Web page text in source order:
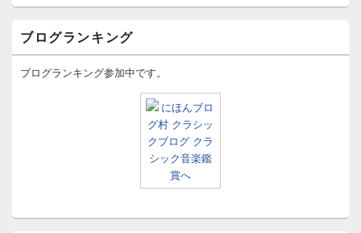
ブログランキング
ブログランキング参加中です。